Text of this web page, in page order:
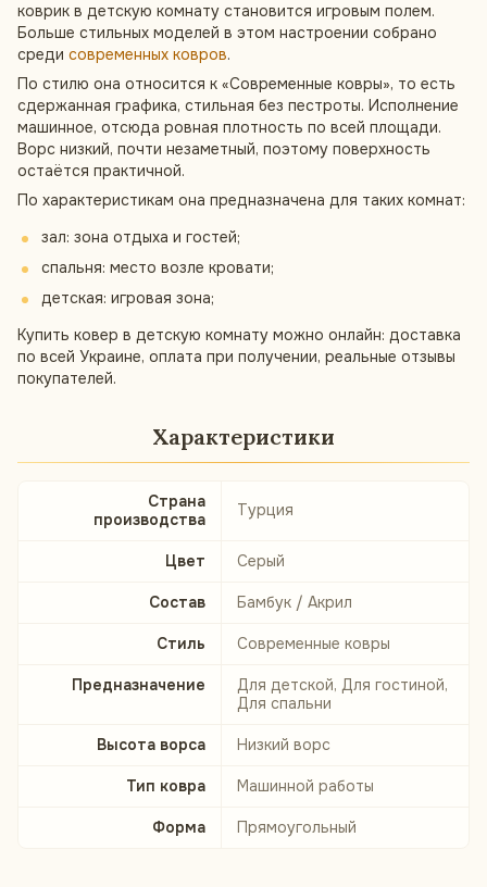
коврик в детскую комнату становится игровым полем.
Больше стильных моделей в этом настроении собрано
среди современных ковров.
По стилю она относится к «Современные ковры», то есть
сдержанная графика, стильная без пестроты. Исполнение
машинное, отсюда ровная плотность по всей площади.
Ворс низкий, почти незаметный, поэтому поверхность
остаётся практичной.
По характеристикам она предназначена для таких комнат:
зал: зона отдыха и гостей;
спальня: место возле кровати;
детская: игровая зона;
Купить ковер в детскую комнату можно онлайн: доставка
по всей Украине, оплата при получении, реальные отзывы
покупателей.
Характеристики
Страна
производства
Турция
Цвет Серый
Состав Бамбук / Акрил
Стиль Современные ковры
Предназначение
Для детской, Для гостиной,
Для спальни
Высота ворса Низкий ворс
Тип ковра Машинной работы
Форма Прямоугольный